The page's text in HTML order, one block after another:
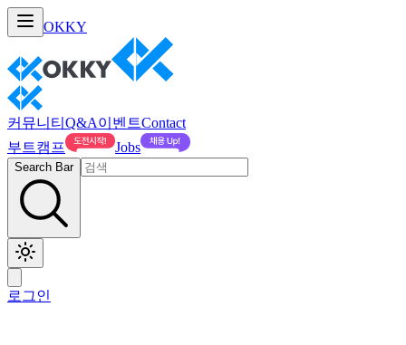
OKKY
커뮤니티 Q&A이벤트Contact
부트캠프
Jobs
Search Bar
로그인